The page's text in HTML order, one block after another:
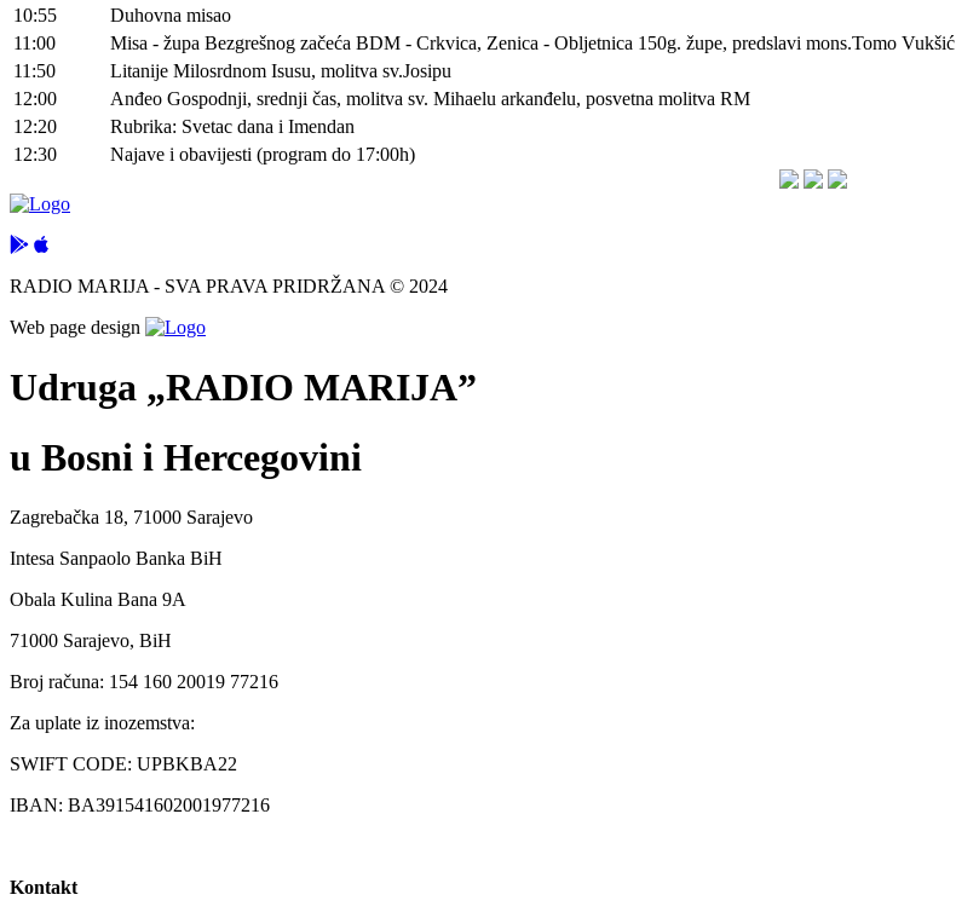
10:55
Duhovna misao
11:00
Misa - župa Bezgrešnog začeća BDM - Crkvica, Zenica - Obljetnica 150g. župe, predslavi mons.Tomo Vukšić
11:50
Litanije Milosrdnom Isusu, molitva sv.Josipu
12:00
Anđeo Gospodnji, srednji čas, molitva sv. Mihaelu arkanđelu, posvetna molitva RM
12:20
Rubrika: Svetac dana i Imendan
12:30
Najave i obavijesti (program do 17:00h)
RADIO MARIJA - SVA PRAVA PRIDRŽANA © 2024
Web page design
Udruga „RADIO MARIJA”
u Bosni i Hercegovini
Zagrebačka 18, 71000 Sarajevo
Intesa Sanpaolo Banka BiH
Obala Kulina Bana 9A
71000 Sarajevo, BiH
Broj računa: 154 160 20019 77216
Za uplate iz inozemstva:
SWIFT CODE: UPBKBA22
IBAN: BA391541602001977216
Kontakt